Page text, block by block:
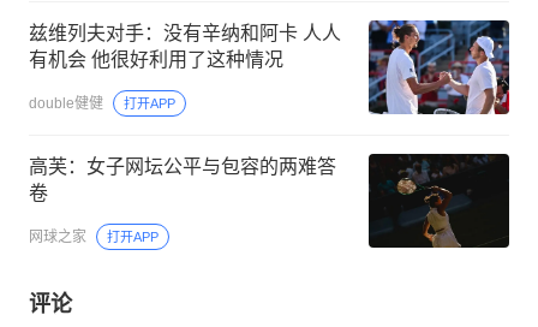
兹维列夫对手：没有辛纳和阿卡 人人
有机会 他很好利用了这种情况
double健健 打开APP
高芙：女子网坛公平与包容的两难答
卷
网球之家 打开APP
评论